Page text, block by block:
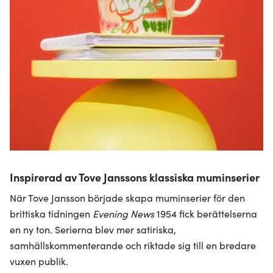
Inspirerad av Tove Janssons klassiska muminserier
När Tove Jansson började skapa muminserier för den
brittiska tidningen Evening News1954 fick berättelserna
en ny ton. Serierna blev mer satiriska,
samhällskommenterande och riktade sig till en bredare
vuxen publik.